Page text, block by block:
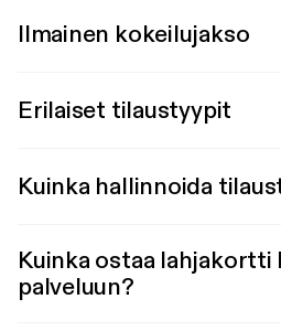
Ilmainen kokeilujakso
Erilaiset tilaustyypit
Kuinka hallinnoida
Kuinka ostaa lahjakortti
palveluun?